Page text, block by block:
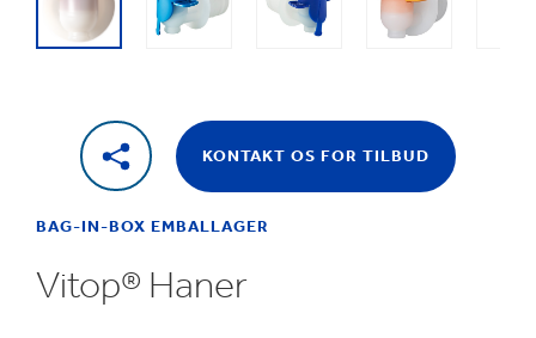
KONTAKT OS FOR TILBUD
BAG-IN-BOX EMBALLAGER
Vitop® Haner